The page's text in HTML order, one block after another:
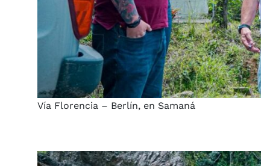
Vía Florencia – Berlín, en Samaná